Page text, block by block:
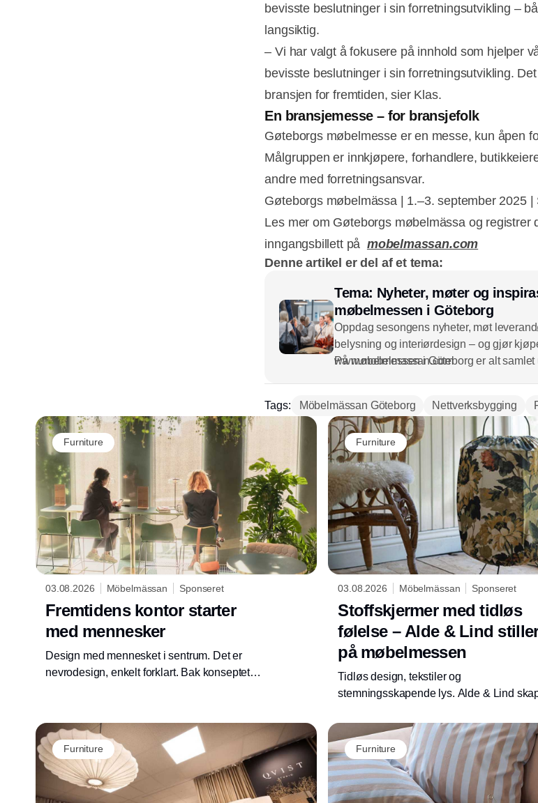
bevisste beslutninger i sin forretningsutvikling –
langsiktig.
– Vi har valgt å fokusere på innhold som hjelper
bevisste beslutninger i sin forretningsutvikling.
bransjen for fremtiden, sier Klas.
En bransjemesse – for bransjefolk
Gøteborgs møbelmesse er en messe, kun åpen
Målgruppen er innkjøpere, forhandlere,
andre med forretningsansvar.
Gøteborgs møbelmässa | 1.–3. september 2025 |
Les mer om Gøteborgs møbelmässa og registrer
inngangsbillett på mobelmassan.com
Denne artikel er del af et tema:
Tema: Nyheter, møter og
møbelmessen i Göteborg
Oppdag sesongens nyheter, møt
belysning og interiørdesign – og gjør
På møbelmessen i Göteborg er alt samlet
www.mobelmassan.com
Tags: Möbelmässan Göteborg Nettverksbygging
Furniture
03.08.2026 Möbelmässan Sponseret
Fremtidens kontor starter
med mennesker
Design med mennesket i sentrum. Det er
nevrodesign, enkelt forklart. Bak konseptet
kontormiljøer. – Vi ønsker å skape optimale
arbeidsmiljøer å prestere og føle seg bra i.
Det må være en grunn til å ville være på
kontoret, sier Nadia Tolstoj, interiørdesigner
hos Tengbom og en av foredragsholderne på
Furniture
03.08.2026 Möbelmässan Sponseret
Stoffskjermer med tidløs
følelse – Alde & Lind
på møbelmessen
Tidløs design, tekstiler og
stemningsskapende lys. Alde & Lind
Furniture Furniture